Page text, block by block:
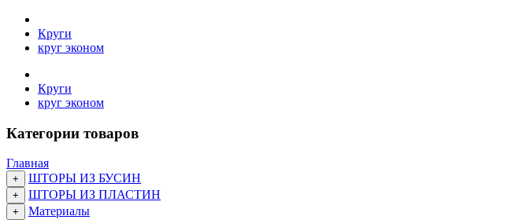
Круги
круг эконом
Круги
круг эконом
Категории товаров
Главная
+ ШТОРЫ ИЗ БУСИН
+ ШТОРЫ ИЗ ПЛАСТИН
+ Материалы